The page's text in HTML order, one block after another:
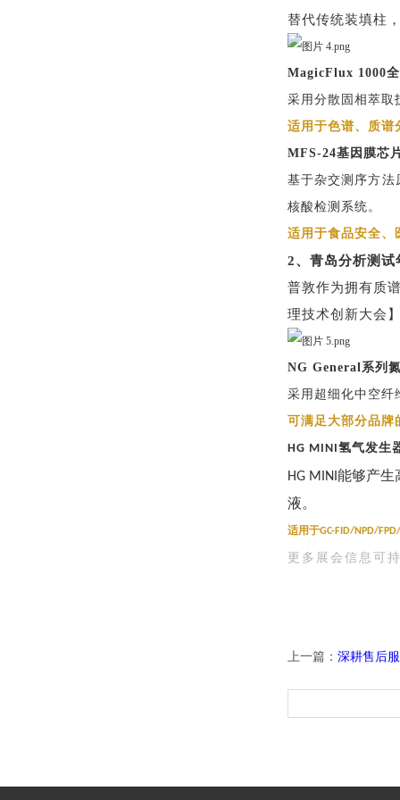
替代传统装填柱
MagicFlux 1000
采用分散固相萃取
适用于色谱、质谱
MFS-24基因膜芯
基于杂交测序方法
核酸检测系统。
适用于食品安全、
2、青岛分析测
普敦作为拥有质
理技术创新大会
NG General系列
采用超细化中空纤
可满足大部分品牌
HG MINI氢气发生
HG MINI 能够产生
液。
适用于GC-FID/NPD/
更多展会信息可
上一篇： 深耕售后